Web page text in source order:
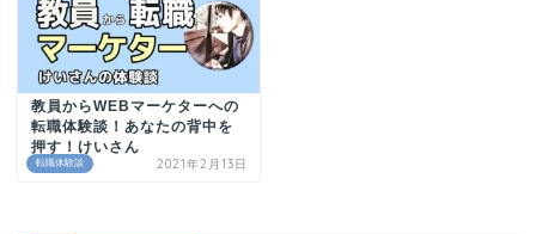
転職体験談
教員からWEBマーケターへの
転職体験談！あなたの背中を
押す！けいさん
2021年2月13日